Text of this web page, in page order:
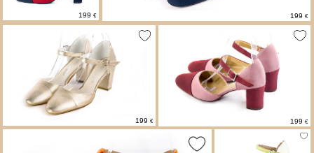
199 € 199 €
199 € 199€